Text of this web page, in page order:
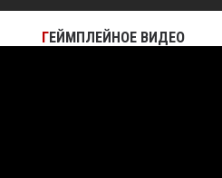
ГЕЙМПЛЕЙНОЕ ВИДЕО